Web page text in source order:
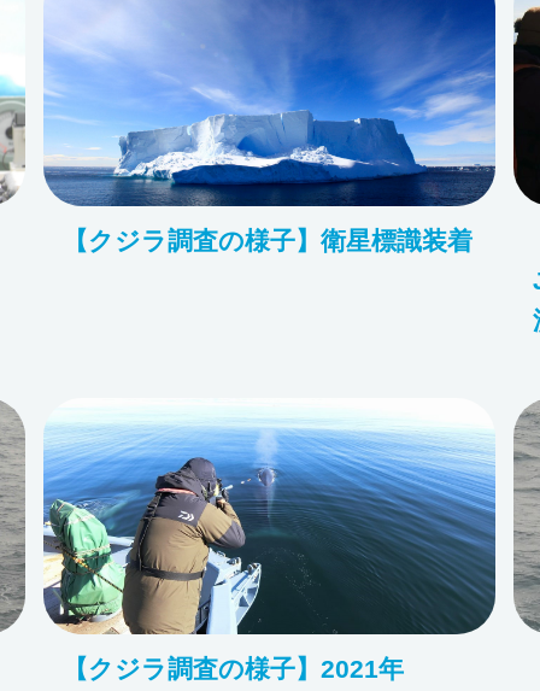
【クジラ調査の様子】衛星標識装着
【クジラ調査の様子】2021年